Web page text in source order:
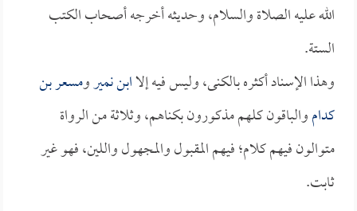
الله عليه الصلاة والسلام، وحديثه أخرجه أصحاب الكتب
الستة.
وهذا الإسناد أكثره بالكنى، وليس فيه إلاابن نميرومسعر بن
كداموالباقون كلهم مذكورون بكناهم، وثلاثة من الرواة
متوالون فيهم كلام؛ فيهم المقبول والمجهول واللين، فهو غير
ثابت.